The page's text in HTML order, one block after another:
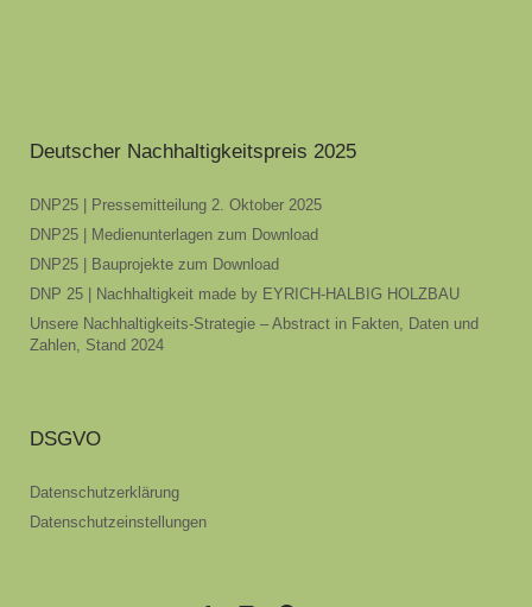
Deutscher Nachhaltigkeitspreis 2025
DNP25 | Pressemitteilung 2. Oktober 2025
DNP25 | Medienunterlagen zum Download
DNP25 | Bauprojekte zum Download
DNP 25 | Nachhaltigkeit made by EYRICH-HALBIG HOLZBAU
Unsere Nachhaltigkeits-Strategie – Abstract in Fakten, Daten und
Zahlen, Stand 2024
DSGVO
Datenschutzerklärung
Datenschutzeinstellungen